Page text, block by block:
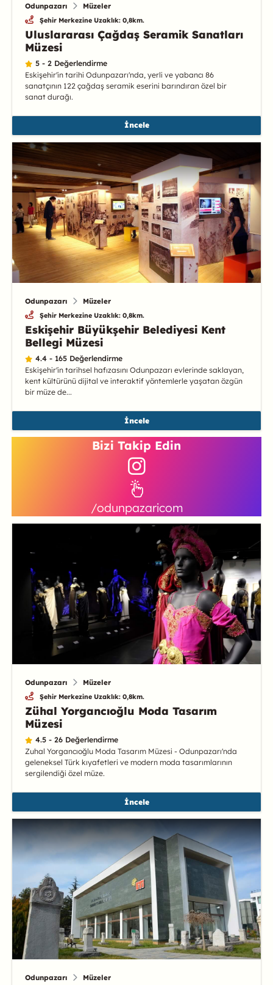
Odunpazarı Müzeler
Şehir Merkezine Uzaklık: 0,8km.
Uluslararası Çağdaş Seramik Sanatları
Müzesi
5 - 2 Değerlendirme
Eskişehir'in tarihi Odunpazarı'nda, yerli ve yabancı 86
sanatçının 122 çağdaş seramik eserini barındıran özel bir
sanat durağı.
İncele
Odunpazarı Müzeler
Şehir Merkezine Uzaklık: 0,8km.
Eskişehir Büyükşehir Belediyesi Kent
Bellegi Müzesi
4.4 - 165 Değerlendirme
Eskişehir'in tarihsel hafızasını Odunpazarı evlerinde saklayan,
kent kültürünü dijital ve interaktif yöntemlerle yaşatan özgün
bir müze de...
İncele
Bizi Takip Edin
/odunpazaricom
Odunpazarı Müzeler
Şehir Merkezine Uzaklık: 0,8km.
Zühal Yorgancıoğlu Moda Tasarım
Müzesi
4.5 - 26 Değerlendirme
Zuhal Yorgancıoğlu Moda Tasarım Müzesi - Odunpazarı'nda
geleneksel Türk kıyafetleri ve modern moda tasarımlarının
sergilendiği özel müze.
İncele
Odunpazarı Müzeler